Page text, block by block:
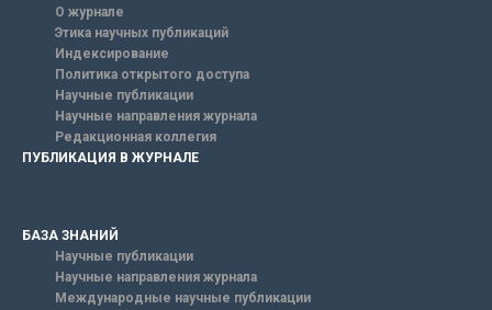
О журнале
Этика научных публикаций
Индексирование
Политика открытого доступа
Научные публикации
Научные направления журнала
Редакционная коллегия
ПУБЛИКАЦИЯ В ЖУРНАЛЕ
БАЗА ЗНАНИЙ
Научные публикации
Научные направления журнала
Международные научные публикации